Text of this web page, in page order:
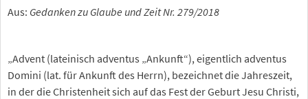
Aus: Gedanken zu Glaube und Zeit Nr. 279/2018
„Advent (lateinisch adventus „Ankunft“), eigentlich adventus
Domini (lat. für Ankunft des Herrn), bezeichnet die Jahreszeit,
in der die Christenheit sich auf das Fest der Geburt Jesu Christi,